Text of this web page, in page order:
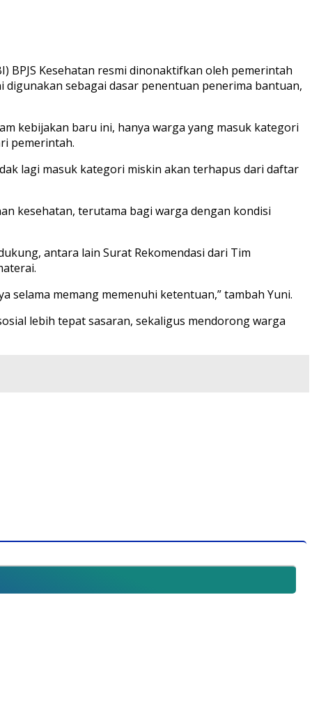
BPJS Kesehatan resmi dinonaktifkan oleh pemerintah
sebagai dasar penentuan penerima bantuan,
kebijakan baru ini, hanya warga yang masuk kategori
pemerintah.
lagi masuk kategori miskin akan terhapus dari daftar
kesehatan, terutama bagi warga dengan kondisi
antara lain Surat Rekomendasi dari Tim
selama memang memenuhi ketentuan,” tambah Yuni.
lebih tepat sasaran, sekaligus mendorong warga